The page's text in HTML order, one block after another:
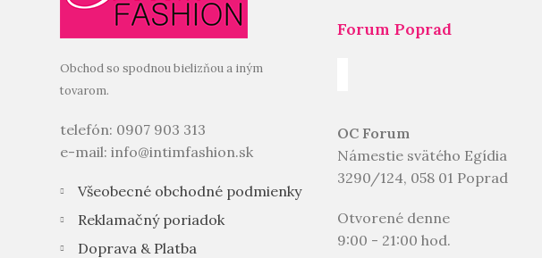
Obchod so spodnou bielizňou a iným
tovarom.
telefón: 0907 903 313
e-mail: info@intimfashion.sk
Všeobecné obchodné podmienky
Reklamačný poriadok
Doprava & Platba
Forum Poprad
OC Forum
Námestie svätého Egídia
3290/124, 058 01 Poprad
Otvorené denne
9:00 - 21:00 hod.